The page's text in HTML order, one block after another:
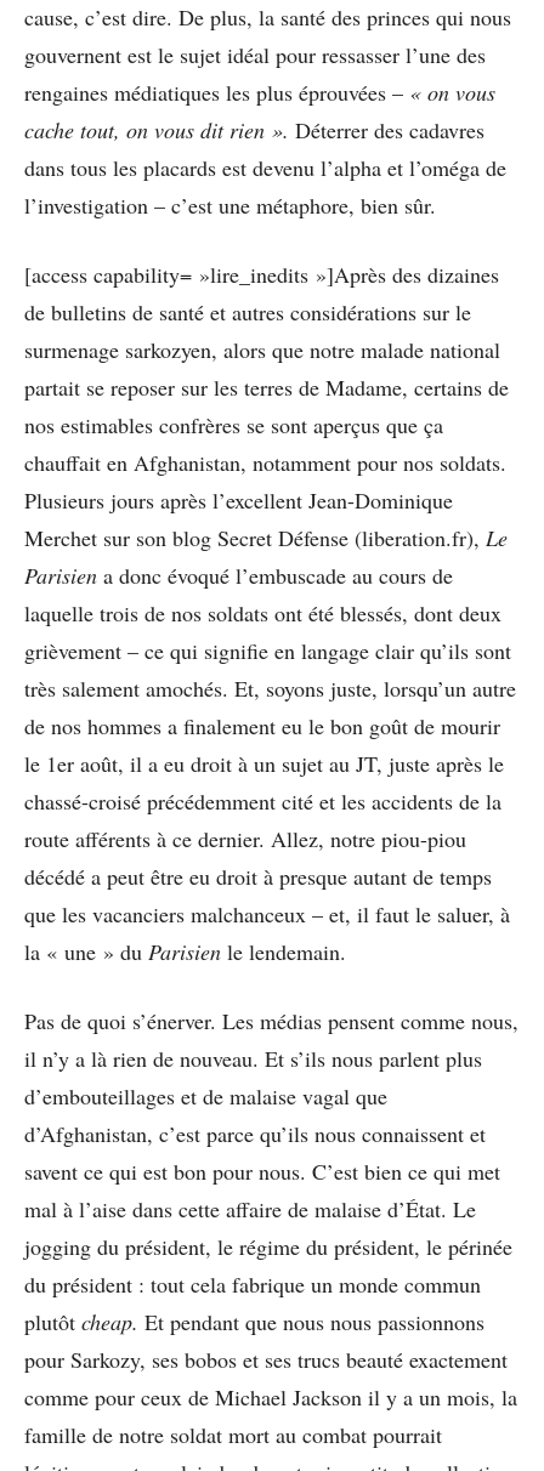
cause, c’est dire. De plus, la santé des princes qui nous
gouvernent est le sujet idéal pour ressasser l’une des
rengaines médiatiques les plus éprouvées – « on vous
cache tout, on vous dit rien ». Déterrer des cadavres
dans tous les placards est devenu l’alpha et l’oméga de
l’investigation – c’est une métaphore, bien sûr.
[access capability= »lire_inedits »]Après des dizaines
de bulletins de santé et autres considérations sur le
surmenage sarkozyen, alors que notre malade national
partait se reposer sur les terres de Madame, certains de
nos estimables confrères se sont aperçus que ça
chauffait en Afghanistan, notamment pour nos soldats.
Plusieurs jours après l’excellent Jean-Dominique
Merchet sur son blog Secret Défense (liberation.fr), Le
Parisien a donc évoqué l’embuscade au cours de
laquelle trois de nos soldats ont été blessés, dont deux
grièvement – ce qui signifie en langage clair qu’ils sont
très salement amochés. Et, soyons juste, lorsqu’un autre
de nos hommes a finalement eu le bon goût de mourir
le 1er août, il a eu droit à un sujet au JT, juste après le
chassé-croisé précédemment cité et les accidents de la
route afférents à ce dernier. Allez, notre piou-piou
décédé a peut être eu droit à presque autant de temps
que les vacanciers malchanceux – et, il faut le saluer, à
la « une » du Parisien le lendemain.
Pas de quoi s’énerver. Les médias pensent comme nous,
il n’y a là rien de nouveau. Et s’ils nous parlent plus
d’embouteillages et de malaise vagal que
d’Afghanistan, c’est parce qu’ils nous connaissent et
savent ce qui est bon pour nous. C’est bien ce qui met
mal à l’aise dans cette affaire de malaise d’État. Le
jogging du président, le régime du président, le périnée
du président : tout cela fabrique un monde commun
plutôt cheap. Et pendant que nous nous passionnons
pour Sarkozy, ses bobos et ses trucs beauté exactement
comme pour ceux de Michael Jackson il y a un mois, la
famille de notre soldat mort au combat pourrait